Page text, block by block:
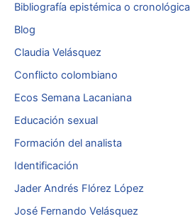
Bibliografía epistémica o cronológica
Blog
Claudia Velásquez
Conflicto colombiano
Ecos Semana Lacaniana
Educación sexual
Formación del analista
Identificación
Jader Andrés Flórez López
José Fernando Velásquez